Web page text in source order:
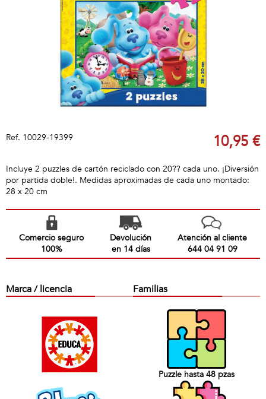
Ref. 10029-19399 10,95 €
Incluye 2 puzzles de cartón reciclado con 20?? cada uno. ¡Diversión
por partida doble!. Medidas aproximadas de cada uno montado:
28 x 20 cm
Comercio seguro
100%
Devolución
en 14 días
Atención al cliente
644 04 91 09
Marca / licencia Familias
Puzzle hasta 48 pzas